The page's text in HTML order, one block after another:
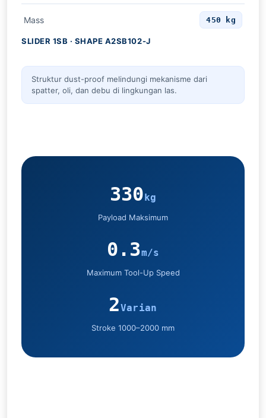
SLIDER 1SB · SHAPE A2SB102-J
Mass 450 kg
Struktur dust-proof melindungi mekanisme dari
spatter, oli, dan debu di lingkungan las.
330kg
Payload Maksimum
0.3m/s
Maximum Tool-Up Speed
2Varian
Stroke 1000–2000 mm